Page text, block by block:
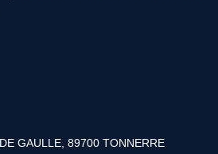
GAULLE, 89700 TONNERRE